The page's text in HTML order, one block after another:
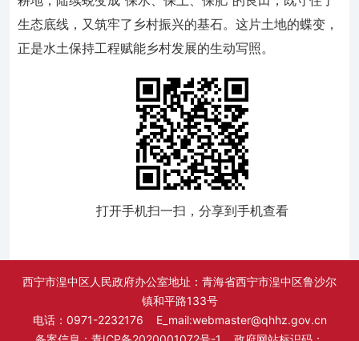
生态底线，又筑牢了乡村振兴的基石。这片土地的蝶变，
正是水土保持工程赋能乡村发展的生动写照。
打开手机扫一扫，分享到手机查看
西宁市湟中区人民政府办公室地址：青海省西宁市湟中区鲁沙尔
镇和平路133号
电话：0971-2232176 E_mail:webmaster@qhhz.gov.cn